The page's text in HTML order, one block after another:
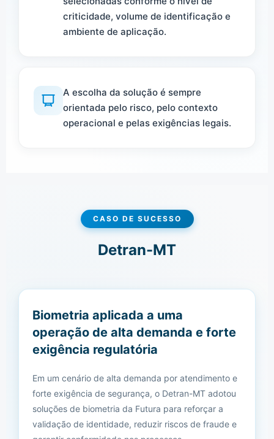
criticidade, volume de identificação e
ambiente de aplicação.
A escolha da solução é sempre
orientada pelo risco, pelo contexto
operacional e pelas exigências legais.
CASO DE SUCESSO
Detran-MT
Biometria aplicada a uma
operação de alta demanda e forte
exigência regulatória
Em um cenário de alta demanda por atendimento e
forte exigência de segurança, o Detran-MT adotou
soluções de biometria da Futura para reforçar a
validação de identidade, reduzir riscos de fraude e